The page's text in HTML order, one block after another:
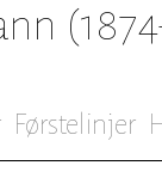
Førstelinjer